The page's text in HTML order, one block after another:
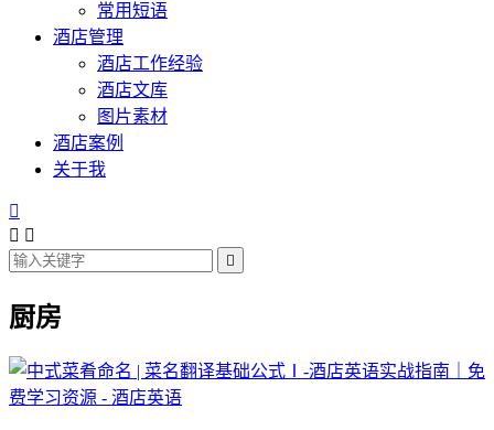
常用短语
酒店管理
酒店工作经验
酒店文库
图片素材
酒店案例
关于我

 

厨房